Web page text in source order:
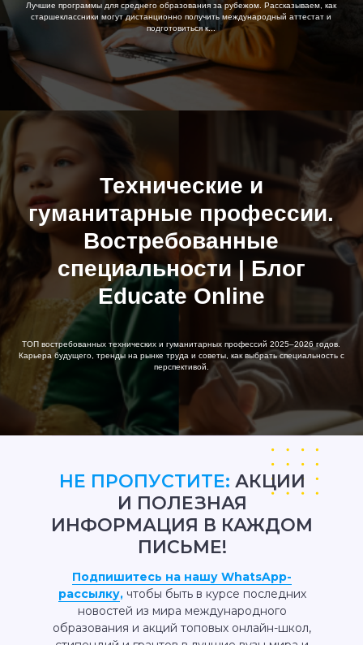
Лучшие программы для среднего образования за рубежом. Рассказываем, как
старшеклассники могут дистанционно получить международный аттестат и
подготовиться к...
Технические и
гуманитарные профессии.
Востребованные
специальности | Блог
Educate Online
ТОП востребованных технических и гуманитарных профессий 2025–2026 годов.
Карьера будущего, тренды на рынке труда и советы, как выбрать специальность с
перспективой.
Подпишитесь на нашу WhatsApp-
рассылку, чтобы быть в курсе последних
новостей из мира международного
образования и акций топовых онлайн-школ,
НЕ ПРОПУСТИТЕ: АКЦИИ
И ПОЛЕЗНАЯ
ИНФОРМАЦИЯ В КАЖДОМ
ПИСЬМЕ!